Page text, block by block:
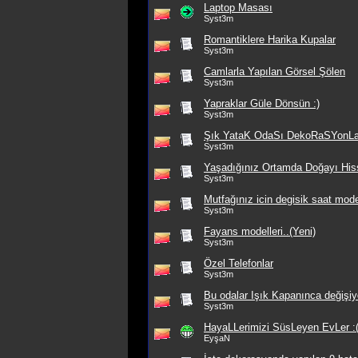
Laptop Masası
Syst3m
Romantiklere Harika Kupalar
Syst3m
Camlarla Yapılan Görsel Şölen
Syst3m
Yapraklar Güle Dönsün :)
Syst3m
Şık YataK OdaSı
Syst3m
Yaşadığınız Ortamda Doğayı
Syst3m
Mutfağınız icin degisik saat
Syst3m
Fayans modelleri..(Yeni)
Syst3m
Özel Telefonlar
Syst3m
Bu odalar Işık Kapanınca
Syst3m
HayaLLerimizi SüsLeyen EvLer :(
EyşaN